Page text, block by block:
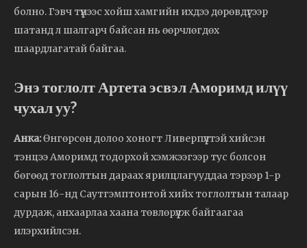
болно. Гэвч түүнээс хойш хамгийн ихдээ дөрөвдүгээр
шатанд л шалгарч байсан нь өөрчлөгдөх
шаардлагатай байгаа.
Энэ тоглолт Артета эсвэл Аморимд илүү
чухал уу?
Анка:Өнгөрсөн долоо хоногт Ливерпүүлтэй хийсэн
тэнцээ Аморимд тодорхой хэмжээгээр тус болсон
бөгөөд тоглолтын дараах ярилцлагууддаа тэрээр 1-р
сарын 16-нд Саутгэмптонтой хийх тоглолтын талаар
дурдаж, анхаарлаа хаана төвлөрүүлж байгаагаа
илэрхийлсэн.